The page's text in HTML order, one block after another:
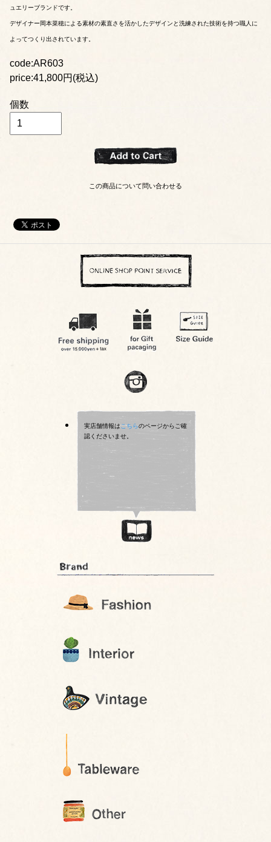
ュエリーブランドです。
デザイナー岡本菜穂による素材の素直さを活かしたデザインと洗練された技術を持つ職人に
よってつくり出されています。
code:AR603
price:41,800円(税込)
個数
この商品について問い合わせる
実店舗情報はこちらのページからご確
認くださいませ。